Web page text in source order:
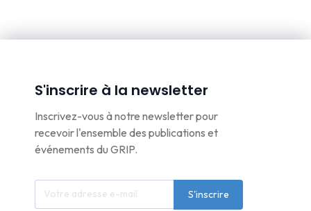
S'inscrire à la newsletter
Inscrivez-vous à notre newsletter pour
recevoir l'ensemble des publications et
événements du GRIP.
S'inscrire